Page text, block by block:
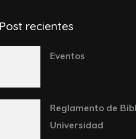
Post recientes
Eventos
Reglamento de
Universidad